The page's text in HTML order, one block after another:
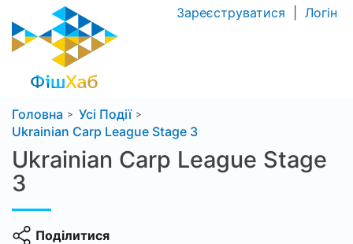
Зареєструватися Логін
Головна
Усі Події
Ukrainian Carp League Stage 3
Ukrainian Carp League Stage
3
Поділитися